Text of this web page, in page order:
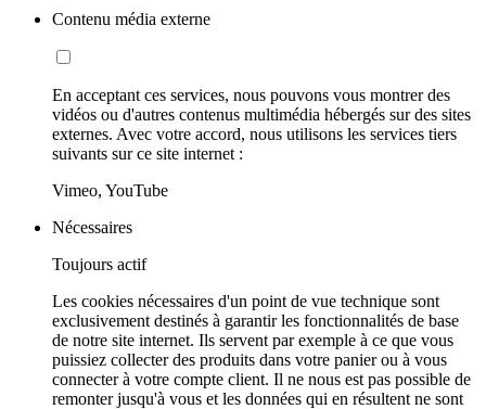
Contenu média externe
En acceptant ces services, nous pouvons vous montrer des
vidéos ou d'autres contenus multimédia hébergés sur des sites
externes. Avec votre accord, nous utilisons les services tiers
suivants sur ce site internet :
Vimeo, YouTube
Nécessaires
Toujours actif
Les cookies nécessaires d'un point de vue technique sont
exclusivement destinés à garantir les fonctionnalités de base
de notre site internet. Ils servent par exemple à ce que vous
puissiez collecter des produits dans votre panier ou à vous
connecter à votre compte client. Il ne nous est pas possible de
remonter jusqu'à vous et les données qui en résultent ne sont